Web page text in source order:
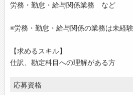
労務・勤怠・給与関係業務 など
※労務・勤怠・給与関係の業務は未経
【求めるスキル】
仕訳、勘定科目への理解がある方
応募資格